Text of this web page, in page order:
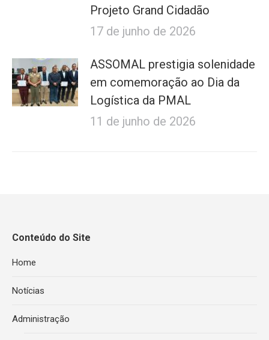
Projeto Grand Cidadão
17 de junho de 2026
ASSOMAL prestigia solenidade
em comemoração ao Dia da
Logística da PMAL
11 de junho de 2026
Conteúdo do Site
Home
Notícias
Administração